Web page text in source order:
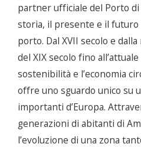
partner ufficiale del Porto
storia, il presente e il
porto. Dal XVII secolo e
del XIX secolo fino
sostenibilità e l’economia
offre uno sguardo unico su
importanti d’Europa.
generazioni di abitanti di
l’evoluzione di una zona